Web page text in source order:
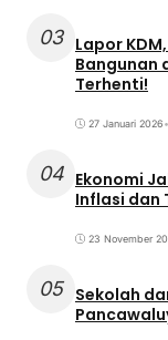
03 Lapor
Bangunan
Terhenti!
27 Januari 2026•
04 Ekonomi
Inflasi dan
23 November
05 Sekolah